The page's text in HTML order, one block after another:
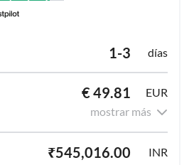
1-3 días
€ 49.81
EUR
mostrar más
₹545,016.00 INR